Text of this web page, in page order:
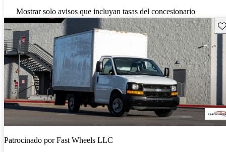
Mostrar solo avisos que incluyan tasas del concesionario
Patrocinado porFast Wheels LLC